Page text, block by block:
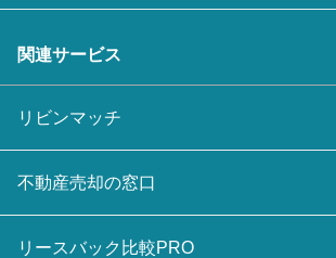
関連サービス
リビンマッチ
不動産売却の窓口
リースバック比較PRO